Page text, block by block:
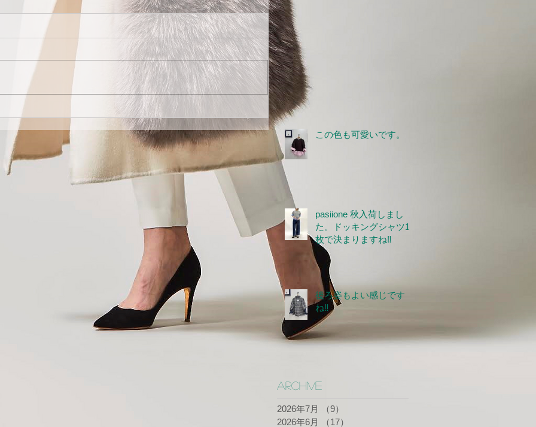
この色も可愛いです。
pasiione 秋入荷しまし
た。ドッキングシャツ1
枚で決まりますね‼
後ろ姿もよい感じです
ね‼
Archive
2026年7月 （9）
2026年6月
（17）